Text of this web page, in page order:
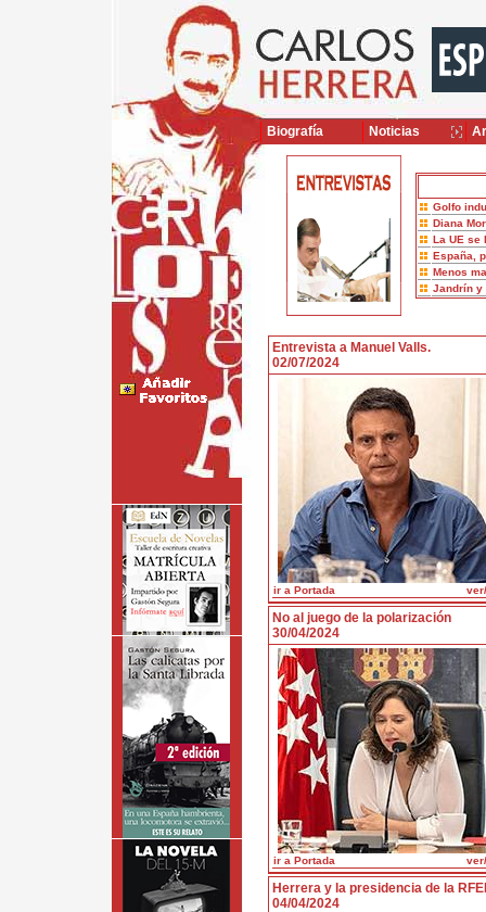
Golfo
Diana
La UE se
España,
Menos
Jandrín y
Entrevista a Manuel Valls.
02/07/2024
ir a Portada
No al juego de la polarización
30/04/2024
ir a Portada
Herrera y la presidencia de la
04/04/2024
Biografía Noticias